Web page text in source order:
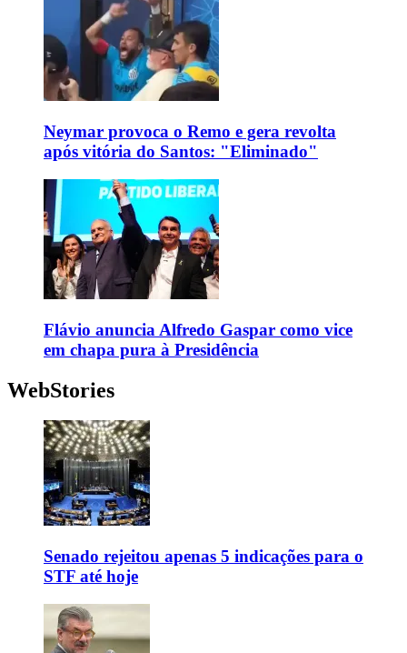
Neymar provoca o Remo e gera revolta
após vitória do Santos: "Eliminado"
Flávio anuncia Alfredo Gaspar como vice
em chapa pura à Presidência
WebStories
Senado rejeitou apenas 5 indicações para o
STF até hoje